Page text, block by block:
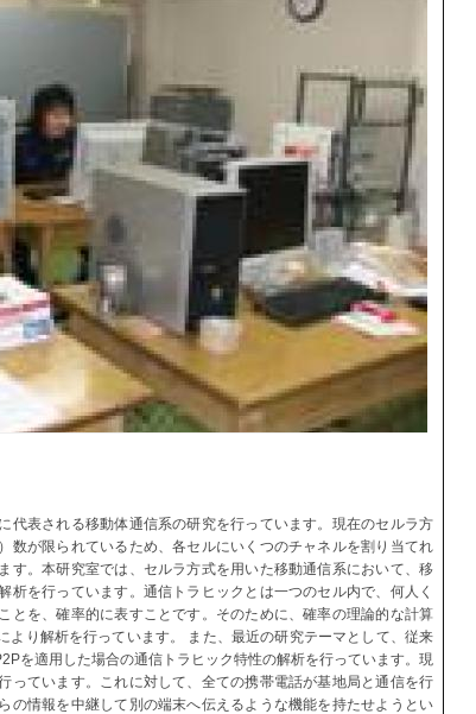
代表される移動体通信系の研究を行っています。現在のセルラ方
数が限られているため、各セルにいくつのチャネルを割り当てれ
す。本研究室では、セルラ方式を用いた移動通信系において、移
析を行っています。通信トラヒックとは一つのセル内で、何人く
とを、確率的に表すことです。そのために、確率の理論的な計算
より解析を行っています。 また、最近の研究テーマとして、従来
を適用した場合の通信トラヒック特性の解析を行っています。現
っています。これに対して、全ての携帯電話が基地局と通信を行
の情報を中継して別の端末へ伝えるような機能を持たせようとい